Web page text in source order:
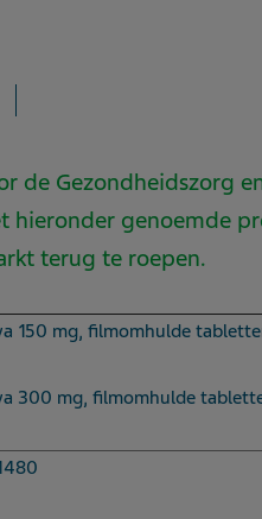
de Gezondheidszorg
hieronder genoemde
terug te roepen.
150 mg, filmomhulde
300 mg, filmomhulde